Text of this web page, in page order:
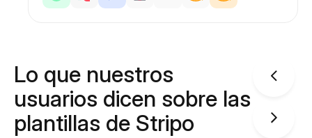
Lo que nuestros
usuarios dicen sobre las
plantillas de Stripo